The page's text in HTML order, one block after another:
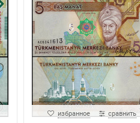
избранное сравнить